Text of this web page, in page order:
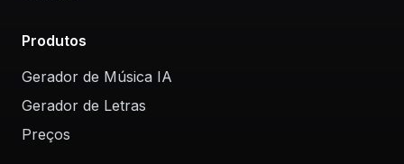
Produtos
Gerador de Música IA
Gerador de Letras
Preços